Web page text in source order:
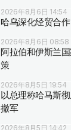
2026年8月6日 14:54
哈乌深化经贸合
2026年8月6日 08:58
阿拉伯和伊斯兰
策
2026年8月5日 19:54
以总理称哈马斯
撤军
2026年8月5日 14:42